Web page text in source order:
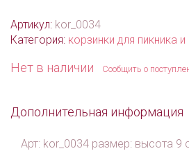
Артикул: kor_0034
Категория: корзинки для пикника
Нет в наличии Сообщить о
Дополнительная информация
Арт: kor_0034 размер: высота 9